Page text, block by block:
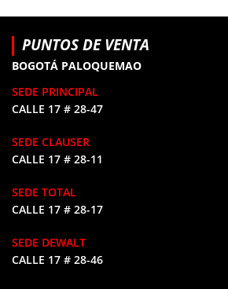
PUNTOS DE VENTA
BOGOTÁ PALOQUEMAO
SEDE PRINCIPAL
CALLE 17 # 28-47
SEDE CLAUSER
CALLE 17 # 28-11
SEDE TOTAL
CALLE 17 # 28-17
SEDE DEWALT
CALLE 17 # 28-46